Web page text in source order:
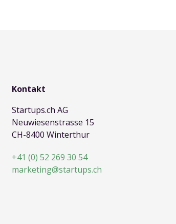
Kontakt
Startups.ch AG
Neuwiesenstrasse 15
CH-8400 Winterthur
+41 (0) 52 269 30 54
marketing@startups.ch